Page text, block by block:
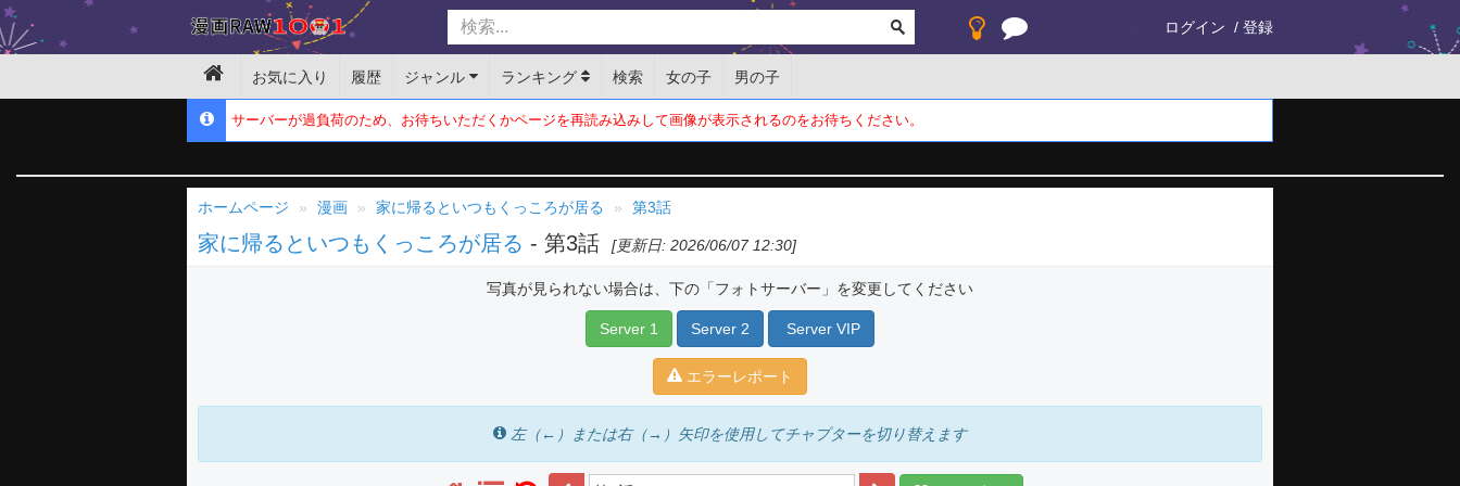
ログイン 登録
お気に入り 履歴 ジャンル ランキング 検索 女の子 男の子
サーバーが過負荷のため、お待ちいただくかページを再読み込みして画像が表示されるのをお待ちください。
ホームページ 漫画 家に帰るといつもくっころが居る 第3話
家に帰るといつもくっころが居る - 第3話 [更新日: 2026/06/07 12:30]
写真が見られない場合は、下の「フォトサーバー」を変更してください
Server 1 Server 2 Server VIP
エラーレポート
左（←）または右（→）矢印を使用してチャプターを切り替えます